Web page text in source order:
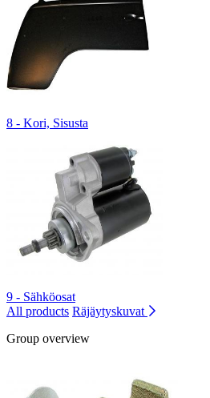
8 - Kori, Sisusta
9 - Sähköosat
All products Räjäytyskuvat
Group overview